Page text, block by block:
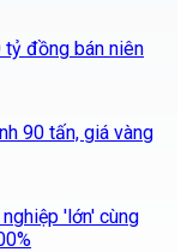
đồng bán niên
90 tấn, giá vàng
'lớn' cùng